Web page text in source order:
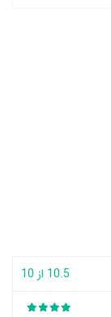
10.5 از 10